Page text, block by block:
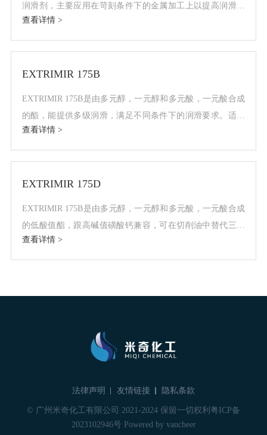
润滑剂，主要应用在苛刻条件下的金属加工上以提高润滑性
能和提升加工效率。适合水性体系改善润滑，提高表面光洁
度。
查看详情 >
EXTRIMIR 175B
EXTRIMIR 175B是由多元醇，一元醇和多元酸，一元酸合成
的酯，能提供多级润滑，满足不同条件下的润滑要求。适合
半合成体系增强润滑性，在水性体系替代三羟酯，更易乳
化。
查看详情 >
EXTRIMIR 175D
EXTRIMIR 175B是由多元醇，一元醇和多元酸，一元酸合成
的低酸值酯，跟高碱值磺酸钙兼容，可在切削油中替代三羟
酯，能提供多级润滑，满足不同条件下的润滑要求，饱和程
度高，不易氧化。
查看详情 >
法律声明 友情链接 隐私条款
© 广州米奇化工有限公司 2021-2024 保留一切权利 粤ICP备
2023102946号 Powered by vancheer